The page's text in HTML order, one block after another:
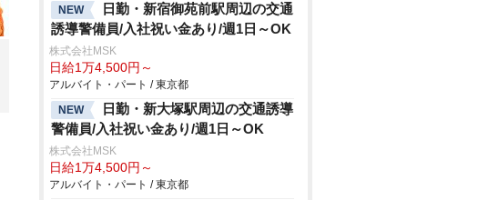
NEW
日勤・新宿御苑前駅周辺の交通
誘導警備員/入社祝い金あり/週1日～OK
株式会社MSK
日給1万4,500円～
アルバイト・パート / 東京都
NEW
日勤・新大塚駅周辺の交通誘導
警備員/入社祝い金あり/週1日～OK
株式会社MSK
日給1万4,500円～
アルバイト・パート / 東京都